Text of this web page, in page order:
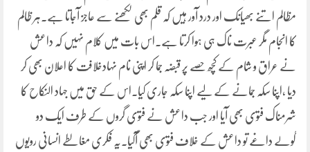
مظالم اتنے بھیانک اور درد آور ہیں کہ قلم بھی لکھنے سے عاجز آجاتا ہے۔ہر ظالم
کا انجام مگر عبرت ناک ہی ہوا کرتا ہے۔اس بات میں کلام نہیں کہ داعش
نے عراق و شام کے کچھ حصے پر قبضہ جما کر اپنی نام نہادخلافت کا اعلان بھی کر
دیا ،اپنا سکہ جمانے کے لیے اپنا سکہ جاری کیا۔اس کے حق میں جہاد النکاح کا
شرمناک فتوی بھی آیا اور جب داعش نے فتوی گروں کے طرف ایک دو
گولے داغے تو داعش کے خلاف فتوی بھی آگیا۔یہ فکری مغالطے انسانی رویوں